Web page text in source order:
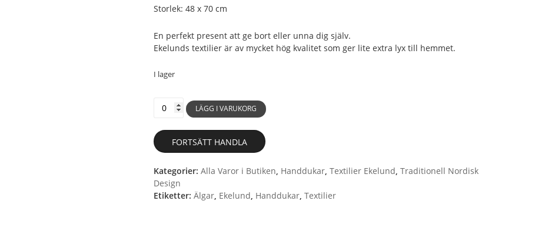
Storlek: 48 x 70 cm
En perfekt present att ge bort eller unna dig själv.
Ekelunds textilier är av mycket hög kvalitet som ger lite extra lyx till hemmet.
I lager
090
Älgfamilj
Handduk
från
Ekelund
mängd
LÄGG I VARUKORG
FORTSÄTT HANDLA
Kategorier: Alla Varor i Butiken, Handdukar, Textilier Ekelund, Traditionell Nordisk
Design
Etiketter: Älgar, Ekelund, Handdukar, Textilier